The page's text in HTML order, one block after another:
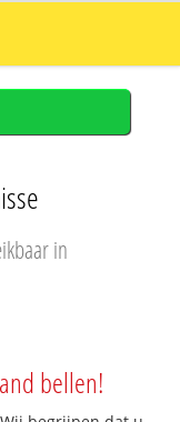
in
bellen!